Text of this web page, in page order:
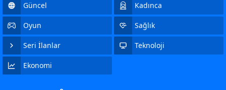
Güncel Kadınca
Oyun Sağlık
Seri İlanlar Teknoloji
Ekonomi